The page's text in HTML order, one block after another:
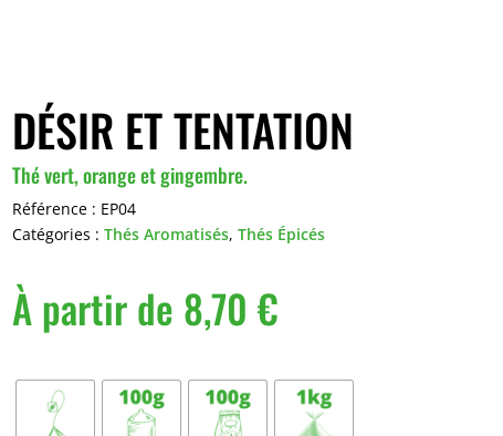
DÉSIR ET TENTATION
Thé vert, orange et gingembre.
Référence : EP04
Catégories :Thés Aromatisés,Thés Épicés
À partir de 8,70€